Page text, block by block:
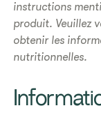
instructions
produit. Veuillez
obtenir les
nutritionnelles.